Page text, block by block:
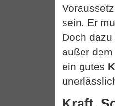
sein. Er
Doch
außer
ein gutes